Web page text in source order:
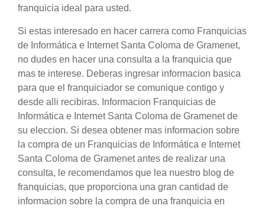
franquicia ideal para usted.
Si estas interesado en hacer carrera como Franquicias
de Informática e Internet Santa Coloma de Gramenet,
no dudes en hacer una consulta a la franquicia que
mas te interese. Deberas ingresar informacion basica
para que el franquiciador se comunique contigo y
desde alli recibiras. Informacion Franquicias de
Informática e Internet Santa Coloma de Gramenet de
su eleccion. Si desea obtener mas informacion sobre
la compra de un Franquicias de Informática e Internet
Santa Coloma de Gramenet antes de realizar una
consulta, le recomendamos que lea nuestro blog de
franquicias, que proporciona una gran cantidad de
informacion sobre la compra de una franquicia en